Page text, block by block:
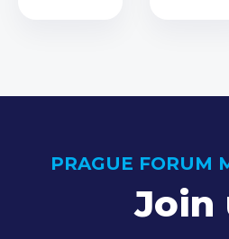
PRAGUE FORUM
Join